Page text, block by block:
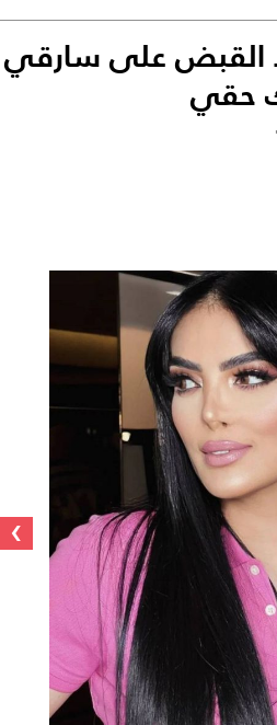
القبض على سارقي
حقي
›